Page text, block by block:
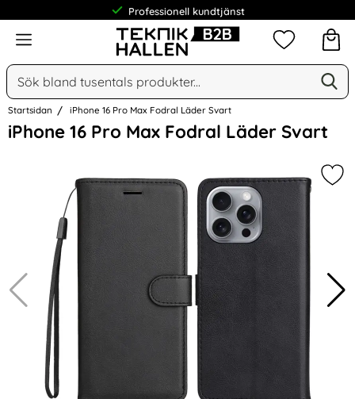
Professionell kundtjänst
Meny
Sök
Sök på Narse Group AB
Mina
Startsidan iPhone 16 Pro Max Fodral Läder Svart
iPhone 16 Pro Max Fodral Läder Svart
Hoppa